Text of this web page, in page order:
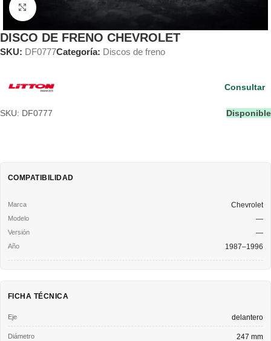
Clic para ampliar
DISCO DE FRENO CHEVROLET
SKU: DF0777Categoría: Discos de freno
SKU: DF0777 Disponible
Consultar
COMPATIBILIDAD
Chevrolet
—
—
1987–1996
FICHA TÉCNICA
Eje delantero
Diámetro 247 mm